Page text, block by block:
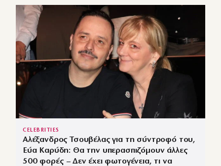
CELEBRITIES
Αλέξανδρος Τσουβέλας για τη σύντροφό του,
Εύα Καρύδη: Θα την υπερασπιζόμουν άλλες
500 φορές – Δεν έχει φωτογένεια, τι να